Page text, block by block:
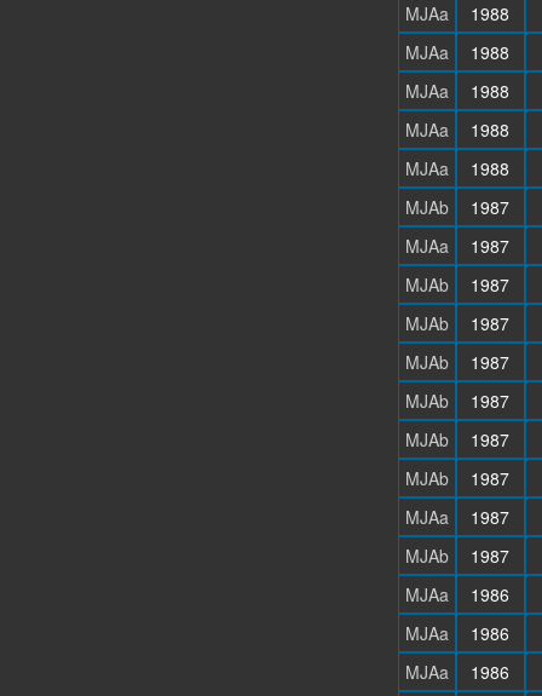
MJAa
1988
MJAa
1988
MJAa
1988
MJAa
1988
MJAa
1988
MJAb
1987
MJAa
1987
MJAb
1987
MJAb
1987
MJAb
1987
MJAb
1987
MJAb
1987
MJAb
1987
MJAa
1987
MJAb
1987
MJAa
1986
MJAa
1986
MJAa
1986